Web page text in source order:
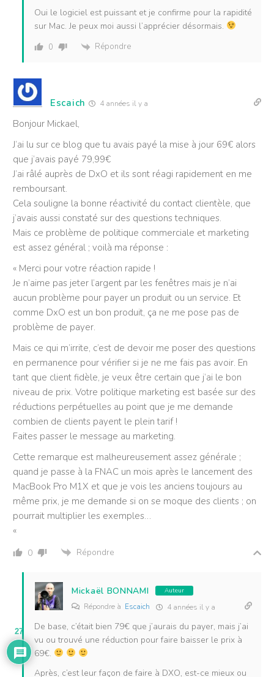
Oui le logiciel est puissant et je confirme pour la rapidité
sur Mac. Je peux moi aussi l’apprécier désormais.
0 Répondre
Escaich 4 années il y a
Bonjour Mickael,
J’ai lu sur ce blog que tu avais payé la mise à jour 69€ alors
que j’avais payé 79,99€
J’ai râlé auprès de DxO et ils sont réagi rapidement en me
remboursant.
Cela souligne la bonne réactivité du contact clientèle, que
j’avais aussi constaté sur des questions techniques.
Mais ce problème de politique commerciale et marketing
est assez général ; voilà ma réponse :
« Merci pour votre réaction rapide !
Je n’aime pas jeter l’argent par les fenêtres mais je n’ai
aucun problème pour payer un produit ou un service. Et
comme DxO est un bon produit, ça ne me pose pas de
problème de payer.
Mais ce qui m’irrite, c’est de devoir me poser des questions
en permanence pour vérifier si je ne me fais pas avoir. En
tant que client fidèle, je veux être certain que j’ai le bon
niveau de prix. Votre politique marketing est basée sur des
réductions perpétuelles au point que je me demande
combien de clients payent le plein tarif !
Faites passer le message au marketing.
Cette remarque est malheureusement assez générale ;
quand je passe à la FNAC un mois après le lancement des
MacBook Pro M1X et que je vois les anciens toujours au
même prix, je me demande si on se moque des clients ; on
pourrait multiplier les exemples…
«
0 Répondre
Mickaël BONNAMI Auteur
Répondre à Escaich 4 années il y a
De base, c’était bien 79€ que j’aurais du payer, mais j’ai
vu ou trouvé une réduction pour faire baisser le prix à
69€.
Après, c’est leur façon de faire à DXO, est-ce mieux ou
27